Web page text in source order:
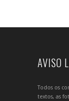
AVISO
Todos os
textos, as